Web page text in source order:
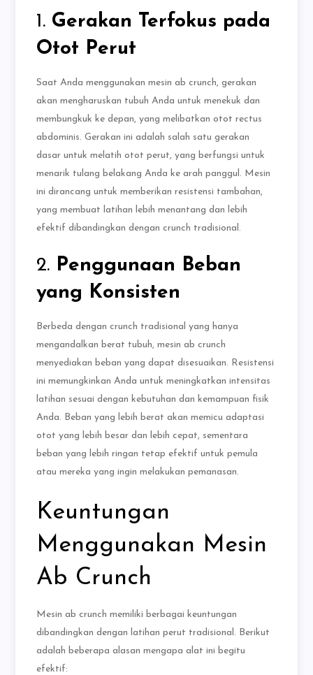
1. Gerakan Terfokus pada
Otot Perut
Saat Anda menggunakan mesin ab crunch, gerakan
akan mengharuskan tubuh Anda untuk menekuk dan
membungkuk ke depan, yang melibatkan otot rectus
abdominis. Gerakan ini adalah salah satu gerakan
dasar untuk melatih otot perut, yang berfungsi untuk
menarik tulang belakang Anda ke arah panggul. Mesin
ini dirancang untuk memberikan resistensi tambahan,
yang membuat latihan lebih menantang dan lebih
efektif dibandingkan dengan crunch tradisional.
2. Penggunaan Beban
yang Konsisten
Berbeda dengan crunch tradisional yang hanya
mengandalkan berat tubuh, mesin ab crunch
menyediakan beban yang dapat disesuaikan. Resistensi
ini memungkinkan Anda untuk meningkatkan intensitas
latihan sesuai dengan kebutuhan dan kemampuan fisik
Anda. Beban yang lebih berat akan memicu adaptasi
otot yang lebih besar dan lebih cepat, sementara
beban yang lebih ringan tetap efektif untuk pemula
atau mereka yang ingin melakukan pemanasan.
Keuntungan
Menggunakan Mesin
Ab Crunch
Mesin ab crunch memiliki berbagai keuntungan
dibandingkan dengan latihan perut tradisional. Berikut
adalah beberapa alasan mengapa alat ini begitu
efektif: